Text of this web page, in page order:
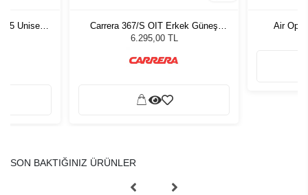
55 Unisex
Carrera 367/S OIT Erkek Güneş
Gözlüğü
6.295,00 TL
Air
SON BAKTIĞINIZ ÜRÜNLER